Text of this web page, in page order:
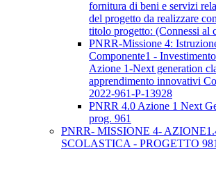
fornitura di beni e servizi
del progetto da realizzare
titolo progetto: (Connessi al
PNRR-Missione 4:
Componente1 -
Azione 1-Next generation
apprendimento innovativi
2022-961-P-13928
PNRR 4.0 Azione 1 Next
prog. 961
PNRR- MISSIONE 4-
SCOLASTICA - PROGETTO 981